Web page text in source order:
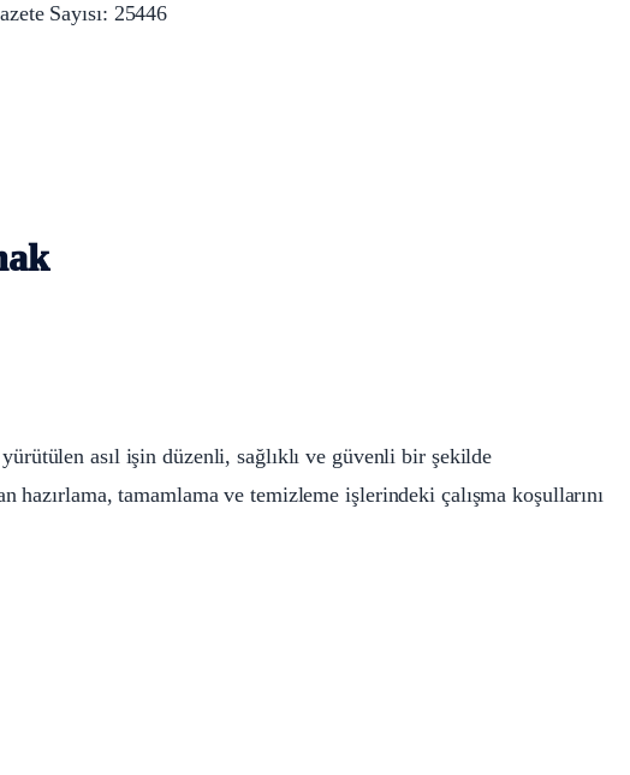
Sayısı: 25446
asıl işin düzenli, sağlıklı ve güvenli bir şekilde
hazırlama, tamamlama ve temizleme işlerindeki çalışma koşullarını